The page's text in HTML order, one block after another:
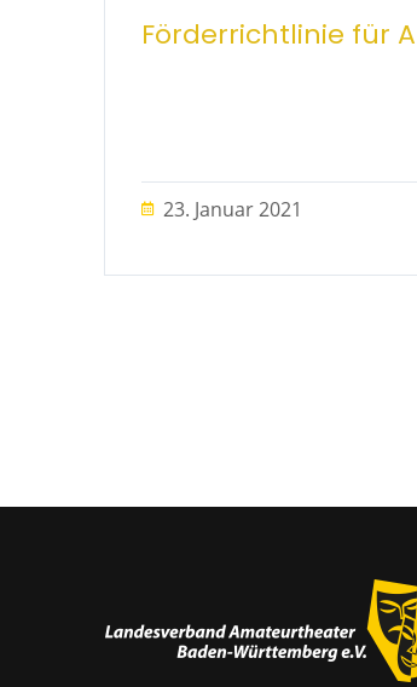
Förderrichtlinie für
23. Januar 2021